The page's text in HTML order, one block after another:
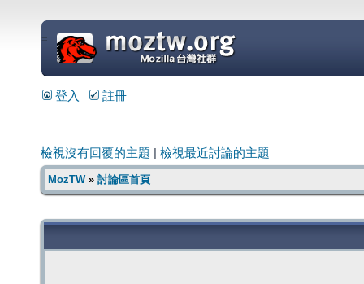
=
登入 註冊
檢視沒有回覆的主題 檢視最近討論的主題
MozTW» 討論區首頁